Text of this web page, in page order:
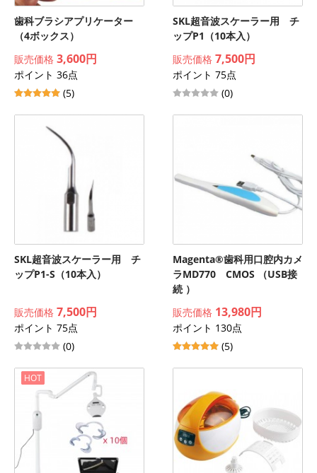
歯科ブラシアプリケーター
（4ボックス）
販売価格 3,600円
ポイント 36点
(5)
SKL超音波スケーラー用 チ
ップP1（10本入）
販売価格 7,500円
ポイント 75点
(0)
SKL超音波スケーラー用 チ
ップP1-S（10本入）
販売価格 7,500円
ポイント 75点
(0)
Magenta®歯科用口腔内カメ
ラMD770 CMOS （USB接
続 ）
販売価格 13,980円
ポイント 130点
(5)
HOT